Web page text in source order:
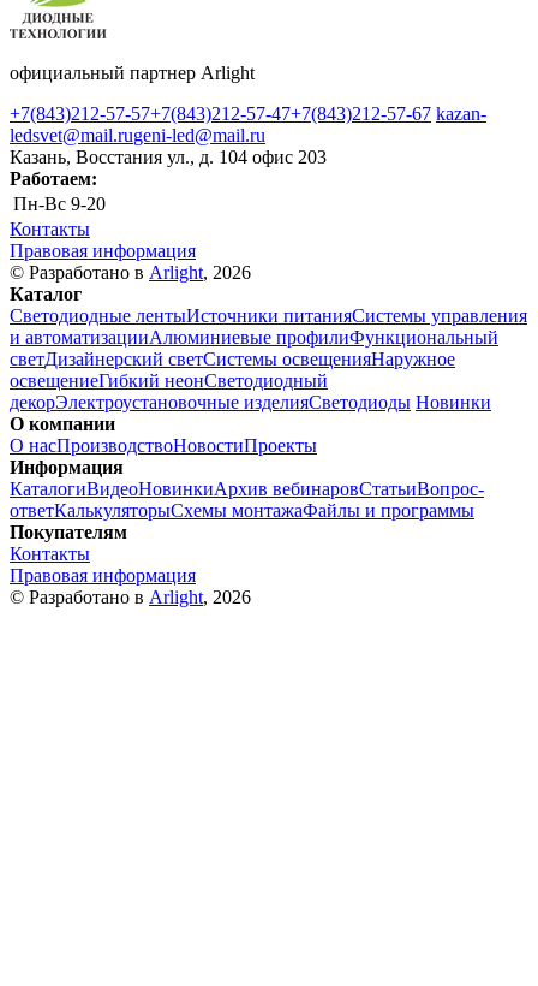
официальный партнер Arlight
+7(843)212-57-57+7(843)212-57-47+7(843)212-57-67 kazan-
ledsvet@mail.rugeni-led@mail.ru
Казань, Восстания ул., д. 104 офис 203
Работаем:
Пн-Вс 9-20
Контакты
Правовая информация
© Разработано в Arlight, 2026
Каталог
Светодиодные лентыИсточники питанияСистемы управления
и автоматизацииАлюминиевые профилиФункциональный
светДизайнерский светСистемы освещенияНаружное
освещениеГибкий неонСветодиодный
декорЭлектроустановочные изделияСветодиоды Новинки
О компании
О насПроизводствоНовостиПроекты
Информация
КаталогиВидеоНовинкиАрхив вебинаровСтатьиВопрос-
ответКалькуляторыСхемы монтажаФайлы и программы
Покупателям
Контакты
Правовая информация
© Разработано в Arlight, 2026